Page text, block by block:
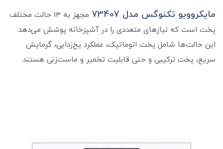
مایکروویو تکنوگس مدل 73407
مجهز به ۱۳ حالت مختلف
پخت است که نیازهای متعددی را در آشپزخانه پوشش می‌دهد.
این حالت‌ها شامل پخت اتوماتیک، عملکرد یخ‌زدایی، گرمایش
سریع، پخت ترکیبی و حتی قابلیت تخمیر و ماست‌زنی هستند.